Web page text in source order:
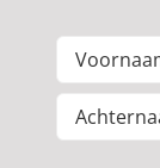
Naam
(Vereist)
Voornaam